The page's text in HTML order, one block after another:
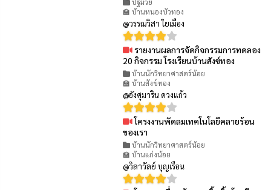
ปฐมวัย
🏫 บ้านหนองบัวทอง
@วรรณวิสา ใยเมือง
รายงานผลการจัดกิจกรรมการทดลอง
20 กิจกรรม โรงเรียนบ้านสังข์ทอง
บ้านนักวิทยาศาสตร์น้อย
🏫 บ้านสังข์ทอง
@อังศุมาริน ดวงแก้ว
โครงงานพัดลมเทคโนโลยีคลายร้อน
ของเรา
บ้านนักวิทยาศาสตร์น้อย
🏫 บ้านแก่งน้อย
@วิลาวัลย์ บุญเรือน